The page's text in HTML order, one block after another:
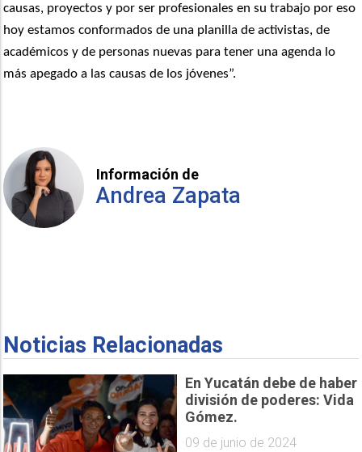
causas, proyectos y por ser profesionales en su trabajo por eso
hoy estamos conformados de una planilla de activistas, de
académicos y de personas nuevas para tener una agenda lo
más apegado a las causas de los jóvenes”.
Información de
Andrea Zapata
Noticias Relacionadas
En Yucatán debe de haber
división de poderes: Vida
Gómez.
09 de junio de 2024